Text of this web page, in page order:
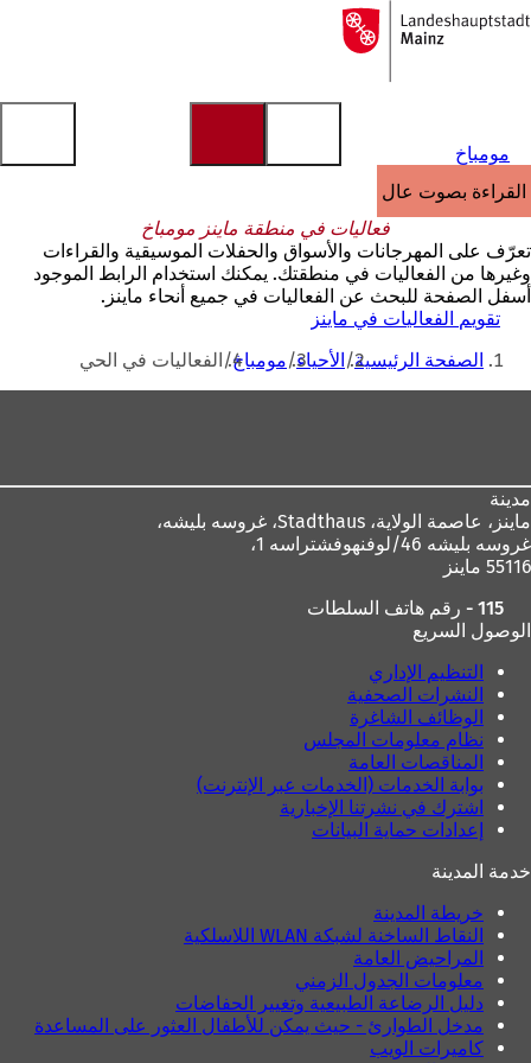
الانتقال إلى المحتوى
إلى
الصفحة
مومباخ
القراءة بصوت عالٍ
فعاليات في منطقة ماينز مومباخ
تعرّف على المهرجانات والأسواق والحفلات الموسيقية والقراءات
وغيرها من الفعاليات في منطقتك. يمكنك استخدام الرابط الموجود
أسفل الصفحة للبحث عن الفعاليات في جميع أنحاء ماينز.
تقويم الفعاليات في ماينز
أنت الصفحة الرئيسية الأحياء مومباخ الفعاليات في الحي
مدينة
ماينز، عاصمة الولاية،
غروسه بليشه 46/لوفنهوفشتراسه 1،
55116 ماينز
115 - رقم هاتف السلطات
الوصول السريع
التنظيم الإداري
النشرات الصحفية
الوظائف الشاغرة
نظام معلومات المجلس
المناقصات العامة
بوابة الخدمات (الخدمات عبر الإنترنت)
اشترك في نشرتنا الإخبارية
إعدادات حماية البيانات
خدمة المدينة
خريطة المدينة
النقاط الساخنة لشبكة WLAN اللاسلكية
المراحيض العامة
معلومات الجدول الزمني
دليل الرضاعة الطبيعية وتغيير الحفاضات
مدخل الطوارئ - حيث يمكن للأطفال العثور على المساعدة
كاميرات الويب